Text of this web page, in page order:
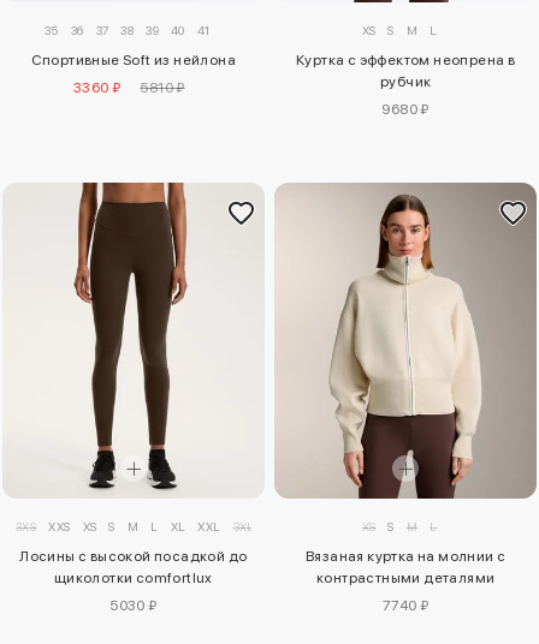
35 36 37 38 39 40 41
Спортивные Soft из нейлона
3360 ₽
5810 ₽
XS S M L
Куртка с эффектом неопрена в
рубчик
9680 ₽
3XS XXS XS S M L XL XXL 3XL
Лосины с высокой посадкой до
щиколотки comfortlux
5030 ₽
XS S M L
Вязаная куртка на молнии с
контрастными деталями
7740 ₽